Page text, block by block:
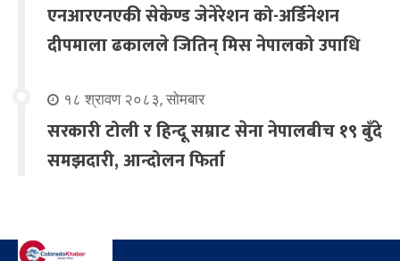
एनआरएनएकी सेकेण्ड जेनेरेशन को-अर्डिनेशन
दीपमाला ढकालले जितिन् मिस नेपालको उपाधि
१८ श्रावण २०८३, सोमबार
सरकारी टोली र हिन्दू सम्राट सेना नेपालबीच १९ बुँदे
समझदारी, आन्दोलन फिर्ता